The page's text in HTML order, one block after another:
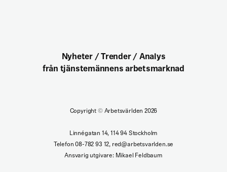
Nyheter / Trender / Analys
från tjänstemännens arbetsmarknad
Copyright ©Arbetsvärlden 2026
Linnégatan 14, 114 94 Stockholm
Telefon 08-782 93 12, red@arbetsvarlden.se
Ansvarig utgivare: Mikael Feldbaum